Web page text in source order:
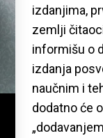
izdanjima,
zemlji
informišu o
izdanja
naučnim i
dodatno će